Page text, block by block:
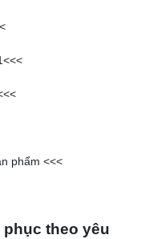
<<<
phẩm <<<
theo yêu